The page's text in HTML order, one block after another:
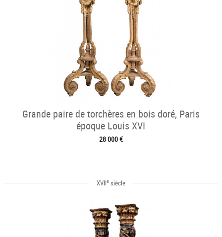
Grande paire de torchères en bois doré, Paris
époque Louis XVI
28 000 €
XVIIesiècle